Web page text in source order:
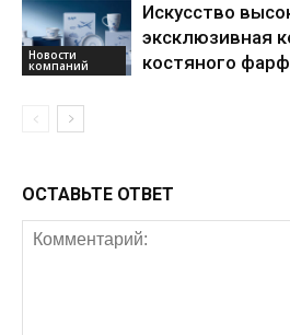
Новости
компаний
Искусство
эксклюзивная
костяного
ОСТАВЬТЕ ОТВЕТ